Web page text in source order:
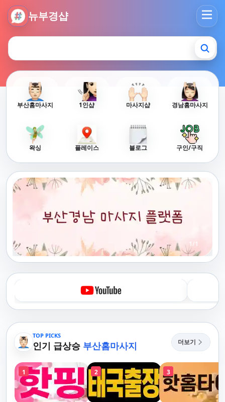
뉴부경샵
뉴부경샵 - 부산 마사지 사이트 부산마사지 부산홈타이 부산출
부산홈마사지 1인샵 마사지샵 경남홈마사지
왁싱 플레이스 블로그 구인/구직
1 /1
TOP PICKS
인기 급상승 부산홈마사지 더보기
1 2 3